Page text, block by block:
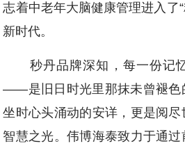
志着中老年大脑健康管理进入了
新时代。
秒丹品牌深知，每一份记
——是旧日时光里那抹未曾褪色
坐时心头涌动的安详，更是阅
智慧之光。伟博海泰致力于通过